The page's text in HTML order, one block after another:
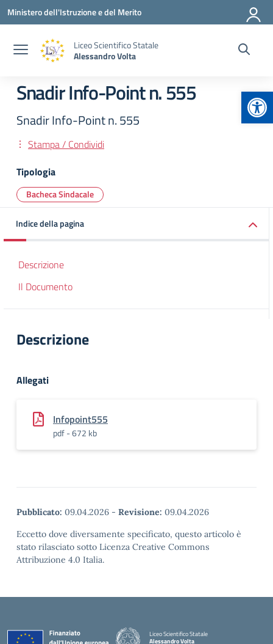
Vai ai contenuti
Vai al menu di navigazione
Vai al footer
Ministero dell'Istruzione e del Merito
Liceo Scientifico Statale
Alessandro Volta
Snadir Info-Point n. 555
Snadir Info-Point n. 555
Stampa / Condividi
Tipologia
Bacheca Sindacale
Indice della pagina
Descrizione
Il Documento
Descrizione
Allegati
Infopoint555
pdf - 672 kb
Pubblicato: 09.04.2026 - Revisione: 09.04.2026
Eccetto dove diversamente specificato, questo articolo è
stato rilasciato sotto Licenza Creative Commons
Attribuzione 4.0 Italia.
Liceo Scientifico Statale
Alessandro Volta